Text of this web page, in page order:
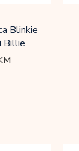
Blinkie
Billie